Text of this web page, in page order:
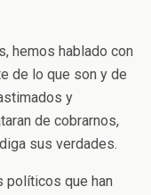
hemos hablado con
de lo que son y de
y
de cobrarnos,
sus verdades.
que han